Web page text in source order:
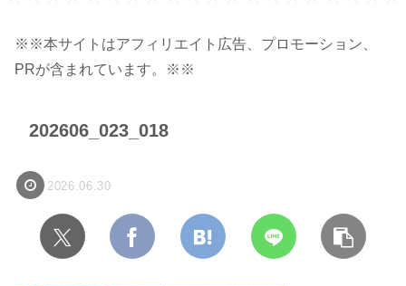
※※本サイトはアフィリエイト広告、プロモーション、
PRが含まれています。※※
202606_023_018
2026.06.30